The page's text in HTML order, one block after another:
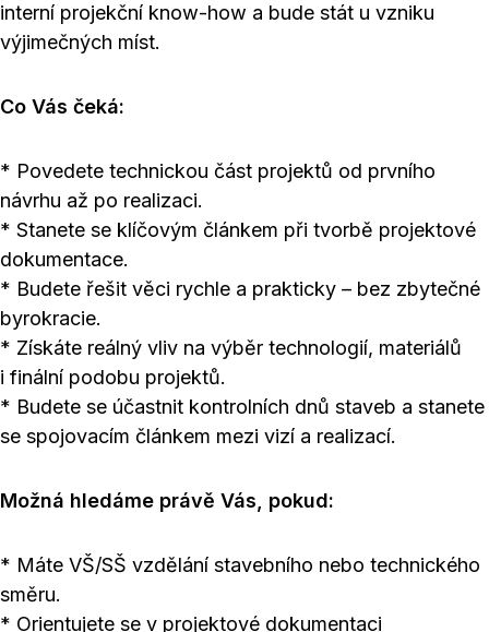
interní projekční know-how a bude stát u vzniku
výjimečných míst.
Co Vás čeká:
* Povedete technickou část projektů od prvního
návrhu až po realizaci.
* Stanete se klíčovým článkem při tvorbě projektové
dokumentace.
* Budete řešit věci rychle a prakticky – bez zbytečné
byrokracie.
* Získáte reálný vliv na výběr technologií, materiálů
i finální podobu projektů.
* Budete se účastnit kontrolních dnů staveb a stanete
se spojovacím článkem mezi vizí a realizací.
Možná hledáme právě Vás, pokud:
* Máte VŠ/SŠ vzdělání stavebního nebo technického
směru.
* Orientujete se v projektové dokumentaci